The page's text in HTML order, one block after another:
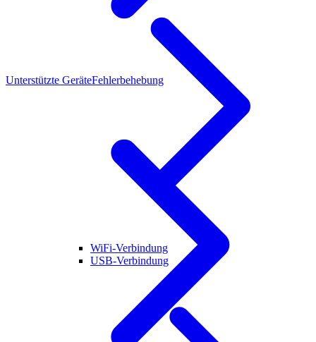
WiFi-Verbindung
USB-Verbindung
Unterstützte GeräteFehlerbehebung